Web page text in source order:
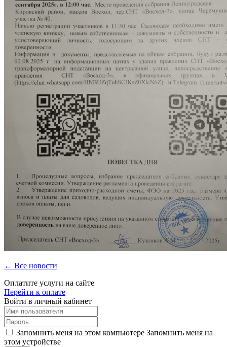
← Все новости
Оплатите услуги на сайте
Перейти к оплате
Войти в личный кабинет
Запомнить меня на этом компьютере Запомнить меня на
этом устройстве